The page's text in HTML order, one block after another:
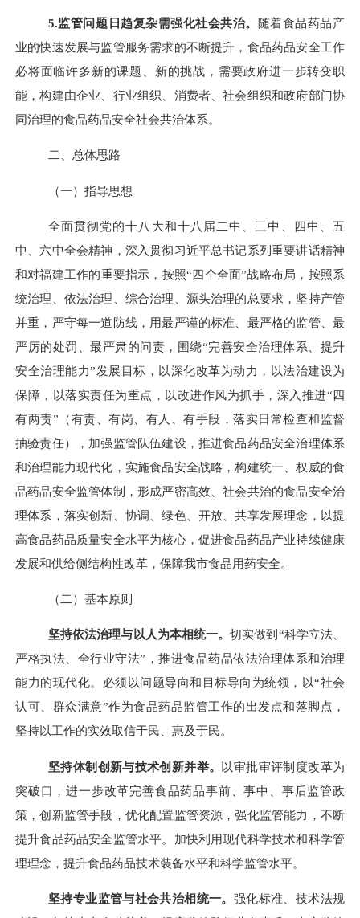
5.监管问题日趋复杂需强化社会共治。 随着食品药品产
业的快速发展与监管服务需求的不断提升，食品药品安全工作
必将面临许多新的课题、新的挑战，需要政府进一步转变职
能，构建由企业、行业组织、消费者、社会组织和政府部门协
同治理的食品药品安全社会共治体系。
二、总体思路
（一）指导思想
全面贯彻党的十八大和十八届二中、三中、四中、五
中、六中全会精神，深入贯彻习近平总书记系列重要讲话精神
和对福建工作的重要指示，按照“四个全面”战略布局，按照系
统治理、依法治理、综合治理、源头治理的总要求，坚持产管
并重，严守每一道防线，用最严谨的标准、最严格的监管、最
严厉的处罚、最严肃的问责，围绕“完善安全治理体系、提升
安全治理能力”发展目标，以深化改革为动力，以法治建设为
保障，以落实责任为重点，以改进作风为抓手，深入推进“四
有两责”（有责、有岗、有人、有手段，落实日常检查和监督
抽验责任），加强监管队伍建设，推进食品药品安全治理体系
和治理能力现代化，实施食品安全战略，构建统一、权威的食
品药品安全监管体制，形成严密高效、社会共治的食品安全治
理体系，落实创新、协调、绿色、开放、共享发展理念，以提
高食品药品质量安全水平为核心，促进食品药品产业持续健康
发展和供给侧结构性改革，保障我市食品用药安全。
（二）基本原则
坚持依法治理与以人为本相统一。切实做到“科学立法、
严格执法、全行业守法”，推进食品药品依法治理体系和治理
能力的现代化。必须以问题导向和目标导向为统领，以“社会
认可、群众满意”作为食品药品监管工作的出发点和落脚点，
坚持以工作的实效取信于民、惠及于民。
坚持体制创新与技术创新并举。 以审批审评制度改革为
突破口，进一步改革完善食品药品事前、事中、事后监管政
策，创新监管手段，优化配置监管资源，强化监管能力，不断
提升食品药品安全监管水平。加快利用现代科学技术和科学管
理理念，提升食品药品技术装备水平和科学监管水平。
坚持专业监管与社会共治相统一。 强化标准、技术法规